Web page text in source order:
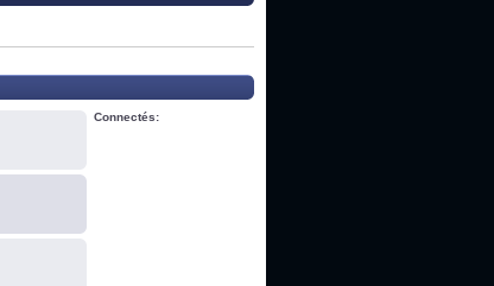
Connectés: